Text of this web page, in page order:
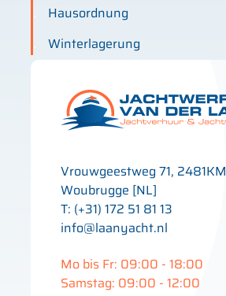
Hausordnung
Winterlagerung
Vrouwgeestweg 71, 2481KM
Woubrugge [NL]
T: (+31) 172 51 81 13
info@laanyacht.nl
Mo bis Fr: 09:00 - 18:00
Samstag: 09:00 - 12:00